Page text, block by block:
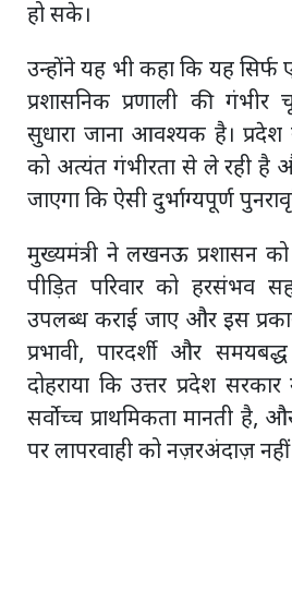
हो सके।
उन्होंने यह भी कहा कि यह सिर्फ
प्रशासनिक प्रणाली की
सुधारा जाना आवश्यक है।
को अत्यंत गंभीरता से ले रही है
जाएगा कि ऐसी दुर्भाग्यपूर्ण
मुख्यमंत्री ने लखनऊ प्रशासन को
पीड़ित परिवार को हरसंभव
उपलब्ध कराई जाए और इस
प्रभावी, पारदर्शी और समयबद्ध
दोहराया कि उत्तर प्रदेश सरकार
सर्वोच्च प्राथमिकता मानती है,
पर लापरवाही को नज़रअंदाज़ नहीं